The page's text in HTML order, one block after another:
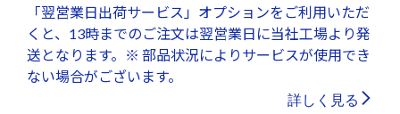
「翌営業日出荷サービス」オプションをご利用いただ
くと、13時までのご注文は翌営業日に当社工場より発
送となります。※ 部品状況によりサービスが使用でき
ない場合がございます。
詳しく見る